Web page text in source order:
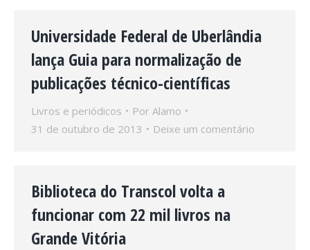
Universidade Federal de Uberlândia
lança Guia para normalização de
publicações técnico-científicas
Livros e periódicos Por Alamo
31 de outubro de 2013
Deixe um comentário
Biblioteca do Transcol volta a
funcionar com 22 mil livros na
Grande Vitória